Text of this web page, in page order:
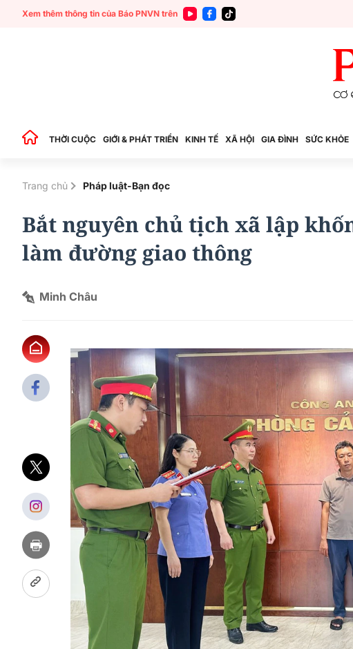
Xem thêm thông tin của Báo PNVN trên
THỜI CUỘC GIỚI & PHÁT TRIỂN KINH TẾ XÃ HỘI GIA ĐÌNH SỨC KHỎE
Trang chủ Pháp luật-Bạn đọc
Bắt nguyên chủ tịch xã lập
làm đường giao thông
Minh Châu